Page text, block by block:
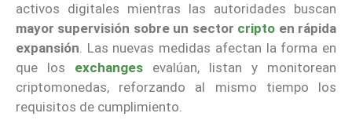
activos digitales mientras las autoridades buscan
mayor supervisión sobre un sector cripto en rápida
expansión. Las nuevas medidas afectan la forma en
que los exchanges
evalúan, listan y monitorean
criptomonedas, reforzando al mismo tiempo los
requisitos de cumplimiento.